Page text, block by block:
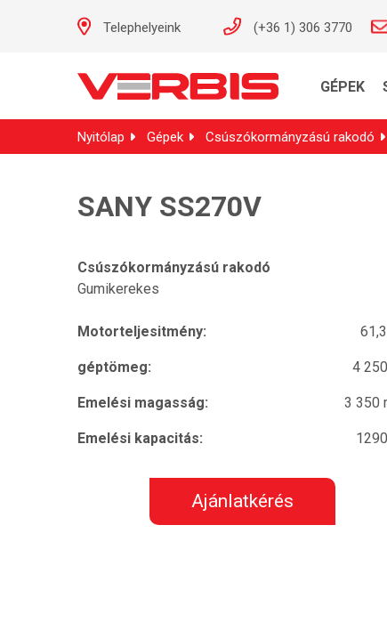
Telephelyeink (+36 1) 306 3770
GÉPEK
Nyitólap Gépek Csúszókormányzású rakodó
SANY SS270V
Csúszókormányzású rakodó
Gumikerekes
Motorteljesitmény:
géptömeg: 4
Emelési magasság: 3 350
Emelési kapacitás:
Ajánlatkérés